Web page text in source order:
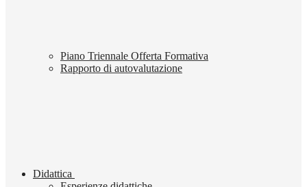
Piano Triennale Offerta Formativa
Rapporto di autovalutazione
Didattica